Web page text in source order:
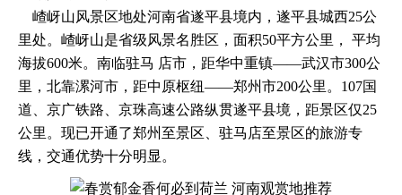
嵖岈山风景区地处河南省遂平县境内，遂平县城西25公
里处。嵖岈山是省级风景名胜区，面积50平方公里， 平均
海拔600米。南临驻马 店市，距华中重镇――武汉市300公
里，北靠漯河市，距中原枢纽――郑州市200公里。107国
道、京广铁路、京珠高速公路纵贯遂平县境，距景区仅25
公里。现已开通了郑州至景区、驻马店至景区的旅游专
线，交通优势十分明显。